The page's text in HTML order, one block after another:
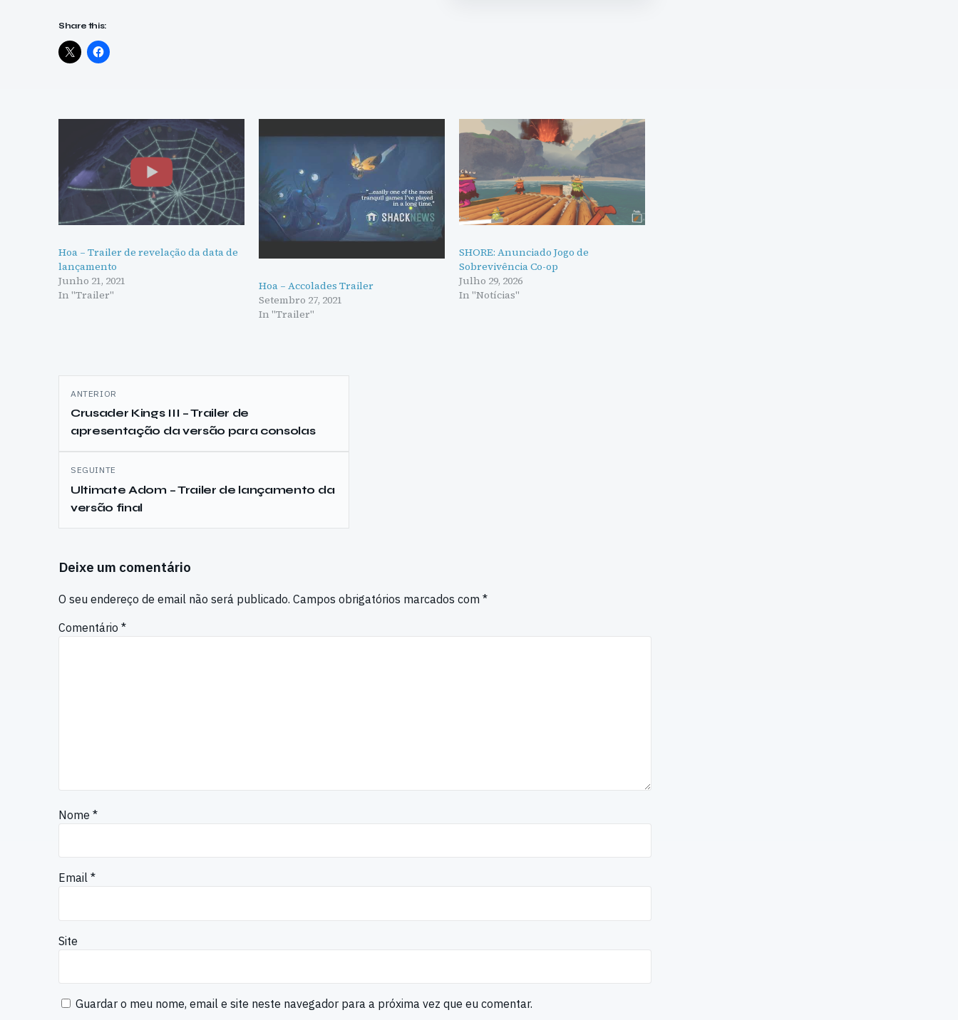
Share this:
Hoa – Trailer de revelação da data de
lançamento
Junho 21, 2021
In "Trailer"
Hoa – Accolades Trailer
Setembro 27, 2021
In "Trailer"
SHORE: Anunciado Jogo de
Sobrevivência Co-op
Julho 29, 2026
In "Notícias"
Navegação
de
artigos
ANTERIOR
Crusader Kings III – Trailer de
apresentação da versão para consolas
SEGUINTE
Ultimate Adom – Trailer de lançamento da
versão final
Deixe um comentário
O seu endereço de email não será publicado. Campos obrigatórios marcados com *
Comentário *
Nome *
Email *
Site
Guardar o meu nome, email e site neste navegador para a próxima vez que eu comentar.